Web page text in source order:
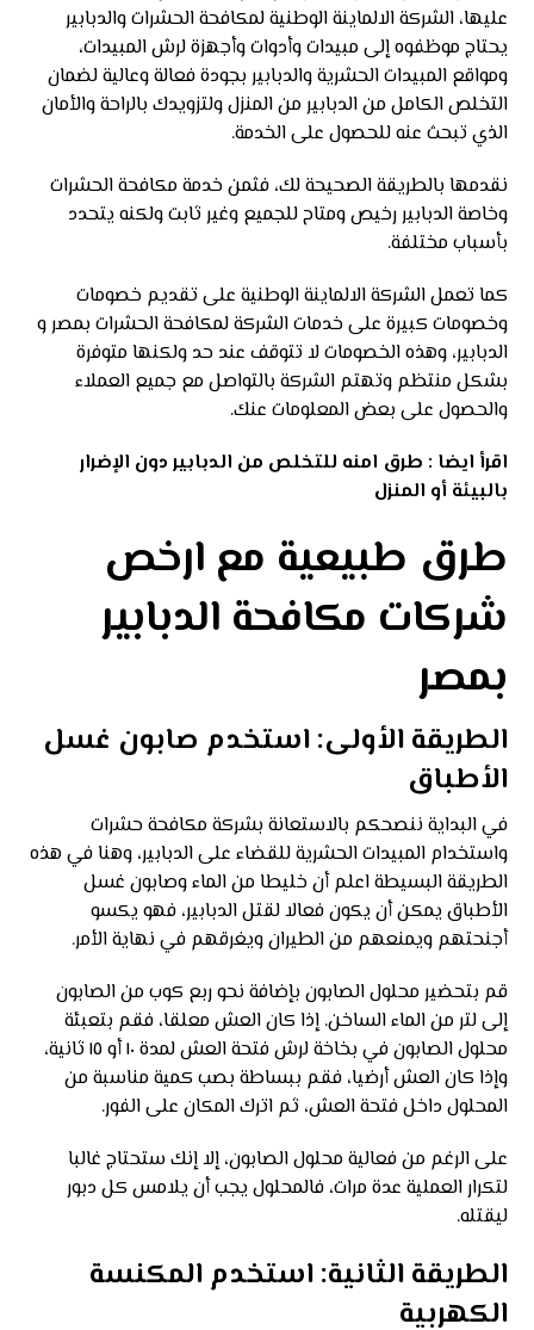
عليها، الشركة الالماينة الوطنية لمكافحة الحشرات والدبابير
يحتاج موظفوه إلى مبيدات وأدوات وأجهزة لرش المبيدات،
ومواقع المبيدات الحشرية والدبابير بجودة فعالة وعالية لضمان
التخلص الكامل من الدبابير من المنزل ولتزويدك بالراحة والأمان
الذي تبحث عنه للحصول على الخدمة.
نقدمها بالطريقة الصحيحة لك، فثمن خدمة مكافحة الحشرات
وخاصة الدبابير رخيص ومتاح للجميع وغير ثابت ولكنه يتحدد
بأسباب مختلفة.
كما تعمل الشركة الالماينة الوطنية على تقديم خصومات
وخصومات كبيرة على خدمات الشركة لمكافحة الحشرات بمصر و
الدبابير، وهذه الخصومات لا تتوقف عند حد ولكنها متوفرة
بشكل منتظم وتهتم الشركة بالتواصل مع جميع العملاء
والحصول على بعض المعلومات عنك.
اقرأ ايضا : طرق امنه للتخلص من الدبابير دون الإضرار
بالبيئة أو المنزل
طرق طبيعية مع ارخص
شركات مكافحة الدبابير
بمصر
الطريقة الأولى: استخدم صابون غسل
الأطباق
في البداية ننصحكم بالاستعانة بشركة مكافحة حشرات
واستخدام المبيدات الحشرية للقضاء على الدبابير، وهنا في هذه
الطريقة البسيطة اعلم أن خليطا من الماء وصابون غسل
الأطباق يمكن أن يكون فعالا لقتل الدبابير، فهو يكسو
أجنحتهم ويمنعهم من الطيران ويغرقهم في نهاية الأمر.
قم بتحضير محلول الصابون بإضافة نحو ربع كوب من الصابون
إلى لتر من الماء الساخن. إذا كان العش معلقا، فقم بتعبئة
محلول الصابون في بخاخة لرش فتحة العش لمدة ١٠ أو ١٥ ثانية،
وإذا كان العش أرضيا، فقم ببساطة بصب كمية مناسبة من
المحلول داخل فتحة العش، ثم اترك المكان على الفور.
على الرغم من فعالية محلول الصابون، إلا إنك ستحتاج غالبا
لتكرار العملية عدة مرات، فالمحلول يجب أن يلامس كل دبور
ليقتله.
الطريقة الثانية: استخدم المكنسة
الكهربية